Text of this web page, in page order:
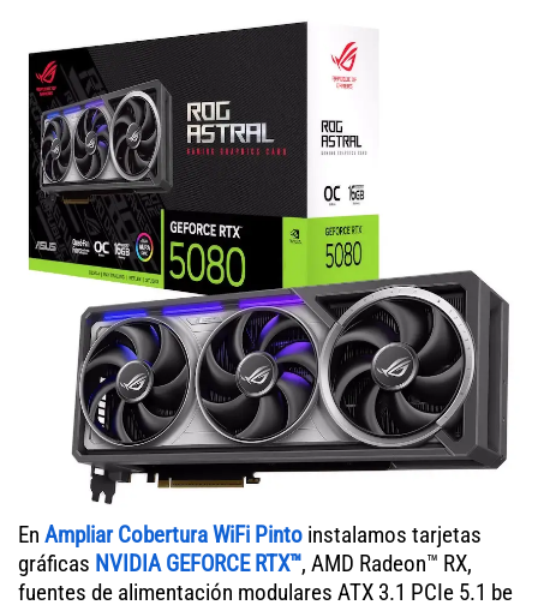
En Ampliar Cobertura WiFi Pinto instalamos tarjetas
gráficas NVIDIA GEFORCE RTX™, AMD Radeon™ RX,
fuentes de alimentación modulares ATX 3.1 PCIe 5.1 be